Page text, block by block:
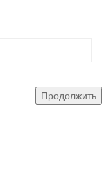
Продолжить